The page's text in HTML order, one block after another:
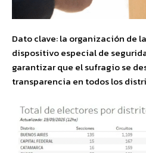
Dato clave: la organización de
dispositivo especial de
garantizar que el sufragio se
transparencia en todos los